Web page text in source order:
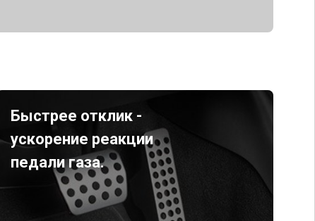
Быстрее отклик -
ускорение реакции
педали газа.